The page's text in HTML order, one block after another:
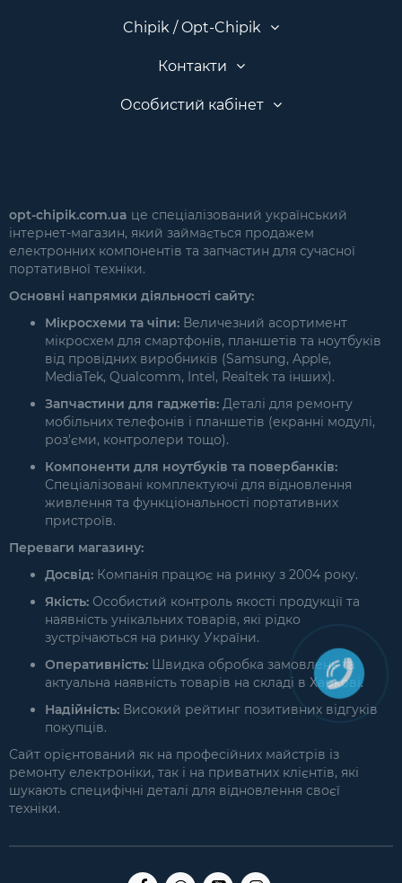
Chipik / Opt-Chipik
Контакти
Особистий кабінет
opt-chipik.com.ua це спеціалізований український
інтернет-магазин, який займається продажем
електронних компонентів та запчастин для сучасної
портативної техніки.
Основні напрямки діяльності сайту:
Мікросхеми та чіпи: Величезний асортимент
мікросхем для смартфонів, планшетів та ноутбуків
від провідних виробників (Samsung, Apple,
MediaTek, Qualcomm, Intel, Realtek та інших).
Запчастини для гаджетів: Деталі для ремонту
мобільних телефонів і планшетів (екранні модулі,
роз'єми, контролери тощо).
Компоненти для ноутбуків та повербанків:
Спеціалізовані комплектуючі для відновлення
живлення та функціональності портативних
пристроїв.
Переваги магазину:
Досвід: Компанія працює на ринку з 2004 року.
Якість: Особистий контроль якості продукції та
наявність унікальних товарів, які рідко
зустрічаються на ринку України.
Оперативність: Швидка обробка замовлень та
актуальна наявність товарів на складі в Харкові.
Надійність: Високий рейтинг позитивних відгуків
покупців.
Сайт орієнтований як на професійних майстрів із
ремонту електроніки, так і на приватних клієнтів, які
шукають специфічні деталі для відновлення своєї
техніки.